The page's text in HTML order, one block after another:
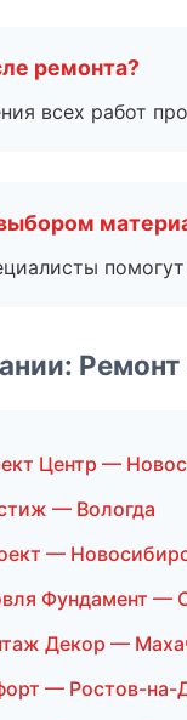
ремонта?
всех работ
Ремонт
Центр —
— Вологда
—
Фундамент —
Декор —
— Ростов-на-